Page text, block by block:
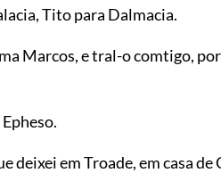
Tito para Dalmacia.
Marcos, e tral-o comtigo,
Epheso.
deixei em Troade, em casa de